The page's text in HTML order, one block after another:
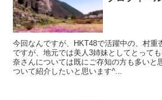
今回なんですが、HKT48で活躍中の、村重
ですが、地元では美人3姉妹としてとって
奈さんについては既にご存知の方も多いと
ついて紹介したいと思います^...